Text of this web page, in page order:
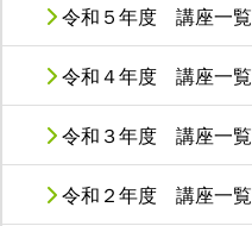
令和５年度 講座一覧
令和４年度 講座一覧
令和３年度 講座一覧
令和２年度 講座一覧